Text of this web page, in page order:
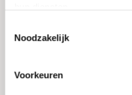
Noodzakelijk
Voorkeuren
De villa ligt exact tussen
uitvalsweg naar de A1.